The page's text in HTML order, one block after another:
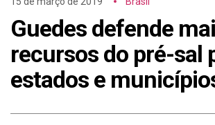
Guedes defende
recursos do pré-sal
estados e